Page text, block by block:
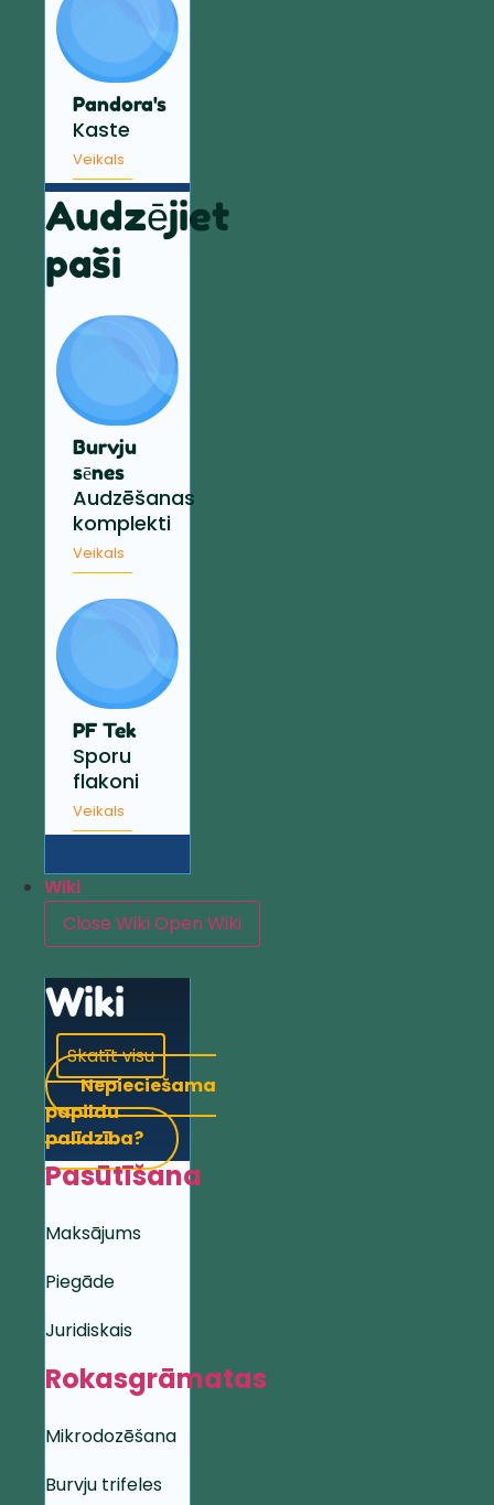
Pandora's
Kaste
Veikals
Audzējiet
paši
Burvju
sēnes
Audzēšanas
komplekti
Veikals
PF Tek
Sporu
flakoni
Veikals
Wiki
Close WikiOpen Wiki
Wiki
Skatīt visu
Nepieciešama
papildu
palīdzība?
Pasūtīšana
Maksājums
Piegāde
Juridiskais
Rokasgrāmatas
Mikrodozēšana
Burvju trifeles